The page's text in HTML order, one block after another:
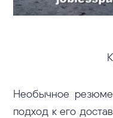
Необычное
подход к его